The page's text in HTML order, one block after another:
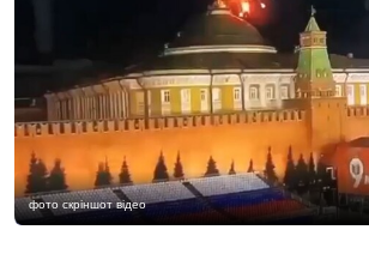
фото скріншот відео